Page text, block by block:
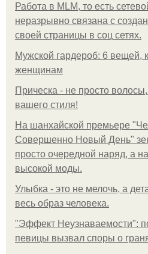
Работа в MLM, то есть
неразрывно связана с
своей страницы в соц сетях.
Мужской гардероб: 6 вещей,
женщинам
Прическа - не просто
вашего стиля!
На шанхайской премьере
Совершенно Новый День"
просто очередной наряд, а
высокой моды.
Улыбка - это не мелочь, а
весь образ человека.
"Эффект Неузнаваемости":
певицы вызвал споры о